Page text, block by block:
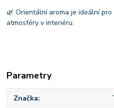
🌿 Orientální aroma je ideální
atmosféry v interiéru.
Parametry
Značka